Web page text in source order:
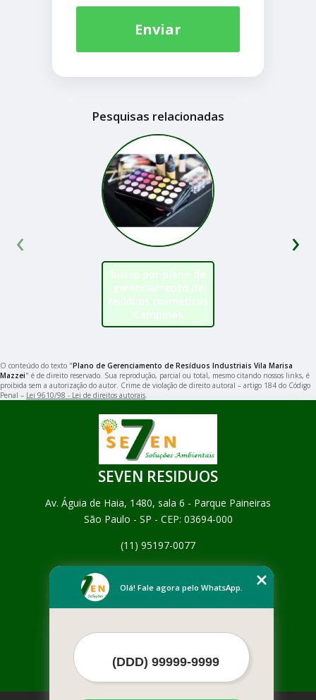
Enviar
Pesquisas relacionadas
busco por plano de
gerenciamento de
resíduos cosméticos
Campinas
‹ ›
O conteúdo do texto "Plano de Gerenciamento de Resíduos Industriais Vila Marisa
Mazzei" é de direito reservado. Sua reprodução, parcial ou total, mesmo citando nossos links, é
proibida sem a autorização do autor. Crime de violação de direito autoral – artigo 184 do Código
Penal – Lei 9610/98 - Lei de direitos autorais.
SEVEN RESIDUOS
Av. Águia de Haia, 1480, sala 6 - Parque Paineiras
São Paulo - SP - CEP: 03694-000
(11) 95197-0077
Empresa
Contato
Mais Serviços
Olá! Fale agora pelo WhatsApp.